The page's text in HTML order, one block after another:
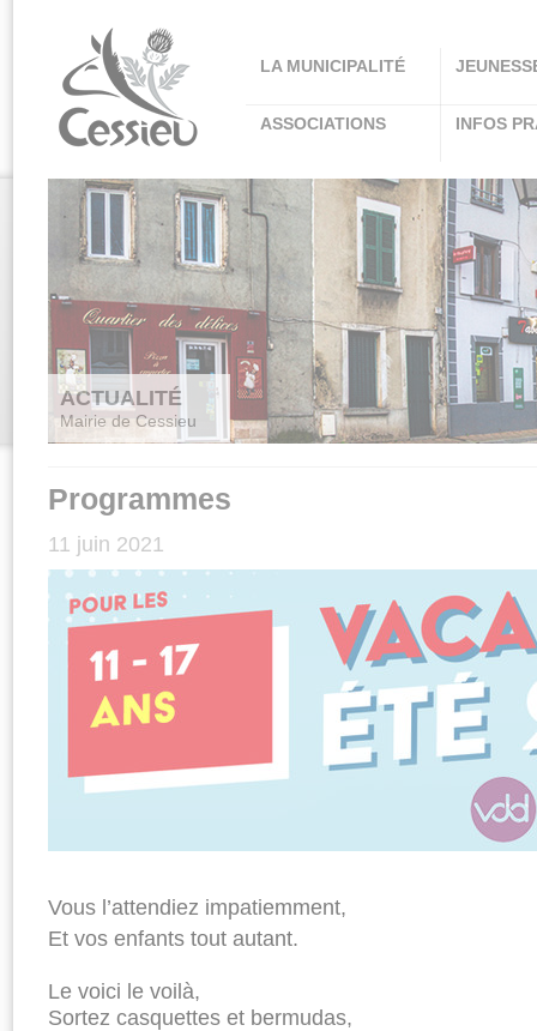
LA MUNICIPALITÉ
ASSOCIATIONS INFOS
ACTUALITÉ
Mairie de Cessieu
Programmes
11 juin 2021
Vous l’attendiez impatiemment,
Et vos enfants tout autant.
Le voici le voilà,
Sortez casquettes et bermudas,